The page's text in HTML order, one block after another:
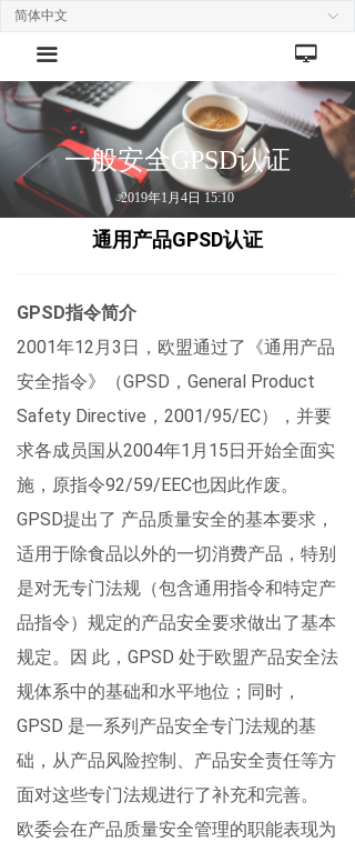
넡
끀
ꀅ
简体中文
一般安全GPSD认证
2019年1月4日 15:10
通用产品GPSD认证
GPSD指令简介
2001年12 月3 日，欧盟通过了《通用产品
安全指令》（GPSD ， General Product
Safety Directive ， 2001/95/EC），并要
求各成员国从2004年1 月 15日开始全面实
施，原指令92/59/EEC也因此作废。
GPSD提出了 产品质量安全的基本要求，
适用于除食品以外的一切消费产品，特别
是对无专门法规（包含通用指令和特定产
品指令）规定的产品安全要求做出了基本
规定。因 此， GPSD 处于欧盟产品安全法
规体系中的基础和水平地位；同时，
GPSD 是一系列产品安全专门法规的基
础，从产品风险控制、产品安全责任等方
面对这些专门法规进行了补充和完善。
欧委会在产品质量安全管理的职能表现为